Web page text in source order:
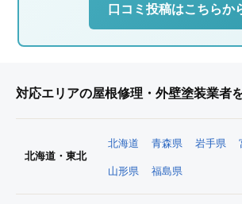
口コミ投稿はこちらか
対応エリアの屋根修理・外壁塗装業者
北海道・東北
北海道 青森県 岩手県
山形県 福島県